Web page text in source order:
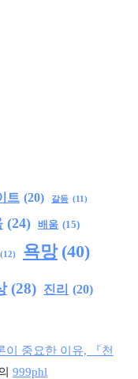
트 (20) 갈등 (11)
(24) 배움 (15)
(12) 욕망 (40)
(28) 진리 (20)
이 중요한 이유, 『천
999phl